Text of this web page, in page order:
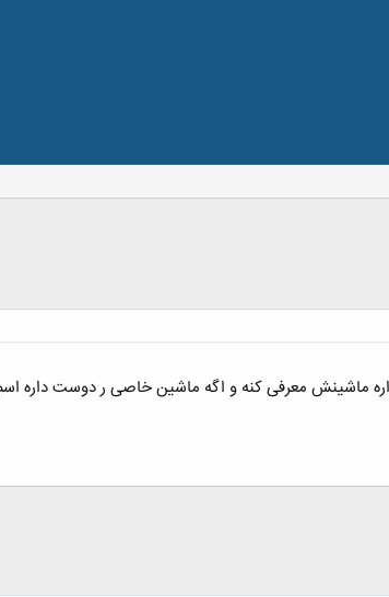
ماشینش معرفی کنه و اگه ماشین خاصی ر دوست داره